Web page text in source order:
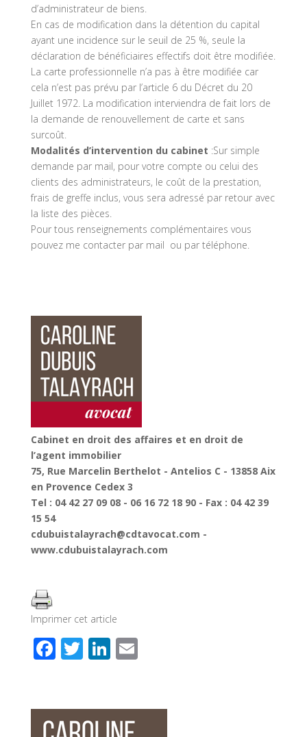
d’administrateur de biens.
En cas de modification dans la détention du capital
ayant une incidence sur le seuil de 25 %, seule la
déclaration de bénéficiaires effectifs doit être modifiée.
La carte professionnelle n’a pas à être modifiée car
cela n’est pas prévu par l’article 6 du Décret du 20
Juillet 1972. La modification interviendra de fait lors de
la demande de renouvellement de carte et sans
surcoût.
Modalités d’intervention du cabinet :Sur simple
demande par mail, pour votre compte ou celui des
clients des administrateurs, le coût de la prestation,
frais de greffe inclus, vous sera adressé par retour avec
la liste des pièces.
Pour tous renseignements complémentaires vous
pouvez me contacter par mail ou par téléphone.
Cabinet en droit des affaires et en droit de
l’agent immobilier
75, Rue Marcelin Berthelot - Antelios C - 13858 Aix
en Provence Cedex 3
Tel : 04 42 27 09 08 - 06 16 72 18 90 - Fax : 04 42 39
15 54
cdubuistalayrach@cdtavocat.com -
www.cdubuistalayrach.com
Imprimer cet article
F
b
T
er
Li
e
E